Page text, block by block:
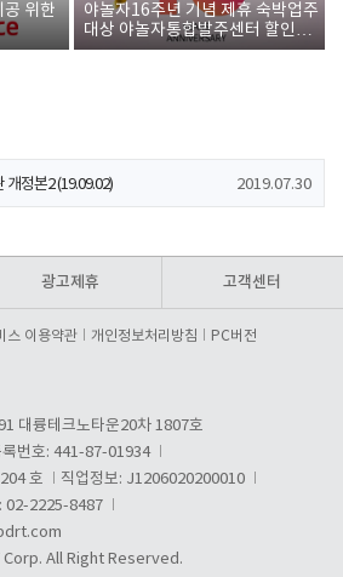
위한
야놀자16주년 기념 제휴 숙박업주
대상 야놀자통합발주센터 할인쿠
폰 증정
본1 (19.09.02)
개정본2 (19.09.02) 2019.07.30
광고제휴 고객센터
스 이용약관 개인정보처리방침 PC버전
대륭테크노타운20차 1807호
록번호: 441-87-01934
호
직업정보: J1206020200010
02-2225-8487
All Right Reserved.